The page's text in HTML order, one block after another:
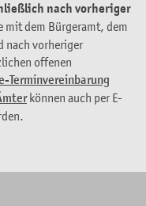
nach vorheriger
mit dem Bürgeramt, dem
nach vorheriger
offenen
Terminvereinbarung
können auch per E-